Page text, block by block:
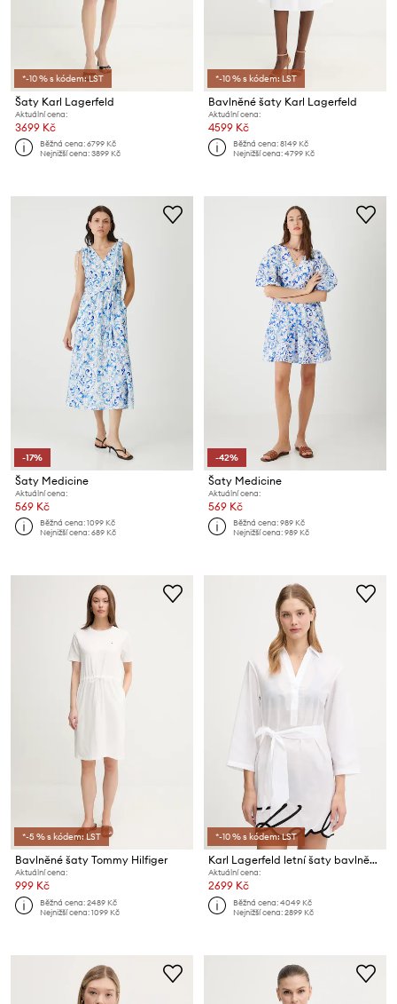
*-10 % s kódem: LST
Šaty Karl Lagerfeld
Aktuální cena:
3699 Kč
Běžná cena:6799 Kč
Nejnižší cena:3899 Kč
*-10 % s kódem: LST
Bavlněné šaty Karl Lagerfeld
Aktuální cena:
4599 Kč
Běžná cena:8149 Kč
Nejnižší cena:4799 Kč
-17%
Šaty Medicine
Aktuální cena:
569 Kč
Běžná cena:1099 Kč
Nejnižší cena:689 Kč
-42%
Šaty Medicine
Aktuální cena:
569 Kč
Běžná cena:989 Kč
Nejnižší cena:989 Kč
*-5 % s kódem: LST
Bavlněné šaty Tommy Hilfiger
Aktuální cena:
999 Kč
Běžná cena:2489 Kč
Nejnižší cena:1099 Kč
*-10 % s kódem: LST
Karl Lagerfeld letní šaty bavlněné
Aktuální cena:
2699 Kč
Běžná cena:4049 Kč
Nejnižší cena:2899 Kč